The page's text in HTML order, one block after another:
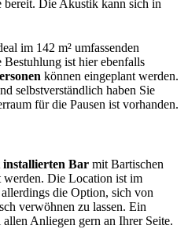
bereit. Die Akustik kann sich in
im 142 m² umfassenden
Bestuhlung ist hier ebenfalls
können eingeplant werden.
selbstverständlich haben Sie
für die Pausen ist vorhanden.
installierten Bar mit Bartischen
werden. Die Location ist im
allerdings die Option, sich von
verwöhnen zu lassen. Ein
allen Anliegen gern an Ihrer Seite.